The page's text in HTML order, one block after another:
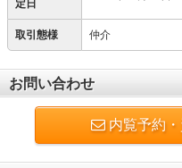
定日
取引態様 仲介
お問い合わせ
内覧予約・